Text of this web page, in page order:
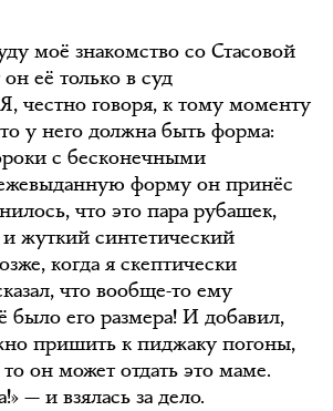
моё знакомство со Стасовой
её только в суд
честно говоря, к тому моменту
у него должна быть форма:
с бесконечными
форму он принёс
что это пара рубашек,
жуткий синтетический
когда я скептически
что вообще-то ему
было его размера! И добавил,
пришить к пиджаку погоны,
он может отдать это маме.
— и взялась за дело.